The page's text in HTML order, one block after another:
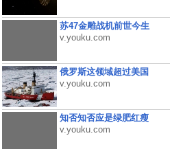
苏47金雕战机前世今生
v.youku.com
俄罗斯这领域超过美国
v.youku.com
知否知否应是绿肥红瘦
v.youku.com